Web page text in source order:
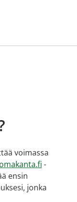
voimassa
omakanta.fi -
ensin
jonka